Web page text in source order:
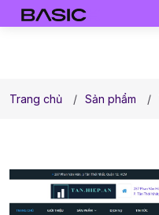
Trang chủ Sản phẩm